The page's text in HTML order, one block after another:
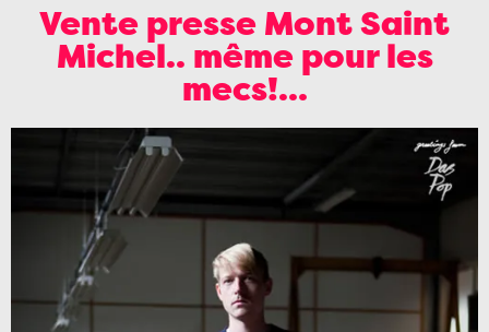
Vente presse Mont Saint
Michel.. même pour les
mecs!…